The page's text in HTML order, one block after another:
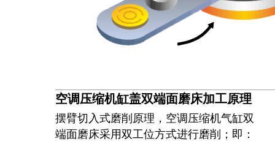
空调压缩机缸盖双端面磨床加工原理
摆臂切入式磨削原理，空调压缩机气缸双
端面磨床采用双工位方式进行磨削；即：